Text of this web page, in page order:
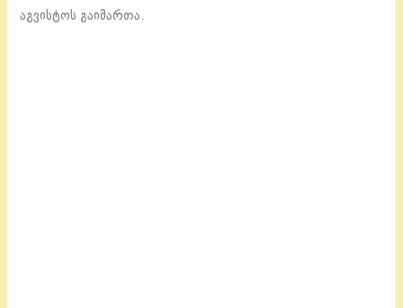
აგვისტოს გაიმართა.